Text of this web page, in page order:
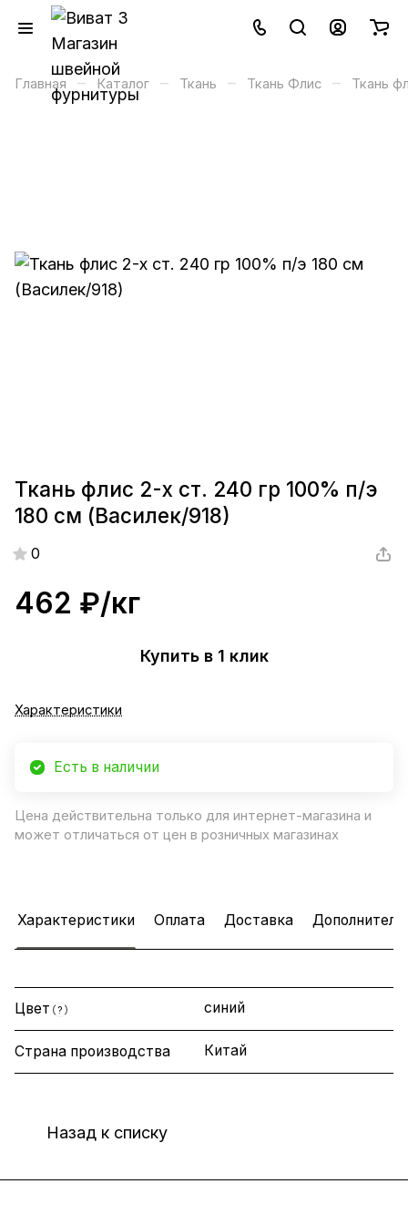
Главная – Каталог – Ткань – Ткань Флис – Ткань
Ткань флис 2-х ст. 240 гр 100% п/э
180 см (Василек/918)
0
462 ₽/кг
Купить в 1 клик
Характеристики
Есть в наличии
Цена действительна только для интернет-магазина и
может отличаться от цен в розничных магазинах
Характеристики Оплата Доставка
Цвет ? синий
Страна производства Китай
Назад к списку